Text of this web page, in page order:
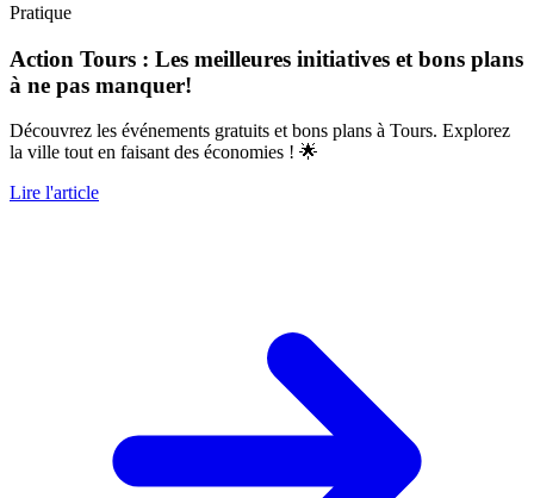
Pratique
Action Tours : Les meilleures initiatives et bons plans
à ne pas manquer!
Découvrez les événements gratuits et bons plans à Tours. Explorez
la ville tout en faisant des économies ! 🌟
Lire l'article